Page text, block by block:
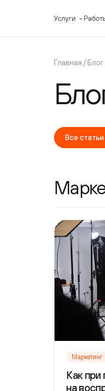
Услуги
Рекламные ролики
Имиджевые видео
Промо-ролики
Работы
Главная/ Блог
Маркетинг
Как при
на
в